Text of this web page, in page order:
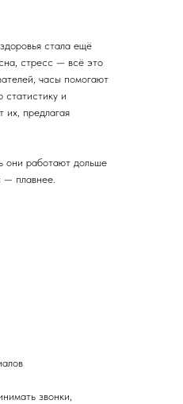
стала ещё
стресс — всё это
часы помогают
статистику и
их, предлагая
они работают дольше
— плавнее.
звонки,